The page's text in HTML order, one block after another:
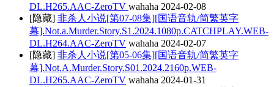
DL.H265.AAC-ZeroTV wahaha 2024-02-08
[隐藏] 非杀人小说[第07-08集][国语音轨/简繁英字
幕].Not.a.Murder.Story.S1.2024.1080p.CATCHPLAY.WEB-
DL.H264.AAC-ZeroTV wahaha 2024-02-07
[隐藏] 非杀人小说[第05-06集][国语音轨/简繁英字
幕].Not.A.Murder.Story.S01.2024.2160p.WEB-
DL.H265.AAC-ZeroTV wahaha 2024-01-31